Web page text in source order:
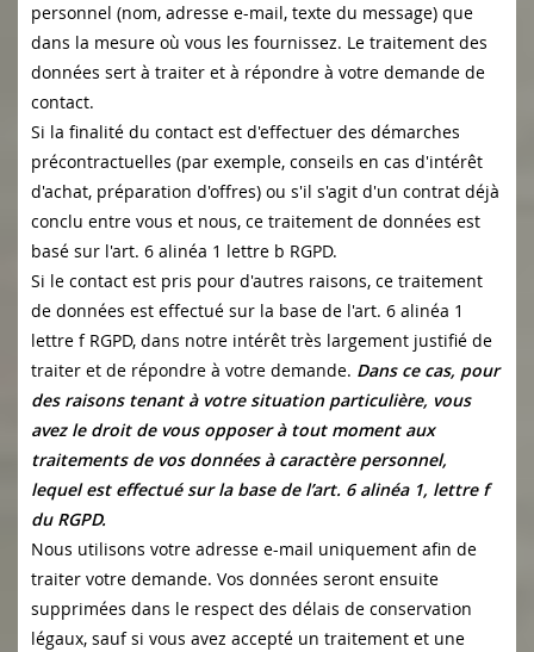
personnel (nom, adresse e-mail, texte du message) que
dans la mesure où vous les fournissez. Le traitement des
données sert à traiter et à répondre à votre demande de
contact.
Si la finalité du contact est d'effectuer des démarches
précontractuelles (par exemple, conseils en cas d'intérêt
d'achat, préparation d'offres) ou s'il s'agit d'un contrat déjà
conclu entre vous et nous, ce traitement de données est
basé sur l'art. 6 alinéa 1 lettre b RGPD.
Si le contact est pris pour d'autres raisons, ce traitement
de données est effectué sur la base de l'art. 6 alinéa 1
lettre f RGPD, dans notre intérêt très largement justifié de
traiter et de répondre à votre demande. Dans ce cas, pour
des raisons tenant à votre situation particulière, vous
avez le droit de vous opposer à tout moment aux
traitements de vos données à caractère personnel,
lequel est effectué sur la base de l’art. 6 alinéa 1, lettre f
du RGPD.
Nous utilisons votre adresse e-mail uniquement afin de
traiter votre demande. Vos données seront ensuite
supprimées dans le respect des délais de conservation
légaux, sauf si vous avez accepté un traitement et une